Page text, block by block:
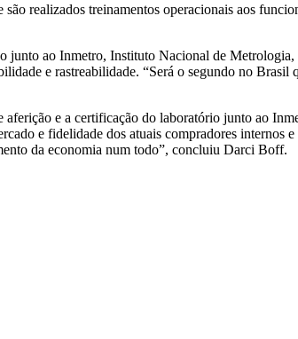
realizados treinamentos operacionais aos
ao Inmetro, Instituto Nacional de
e rastreabilidade. “Será o segundo no Brasil
e a certificação do laboratório junto ao
e fidelidade dos atuais compradores internos
da economia num todo”, concluiu Darci Boff.